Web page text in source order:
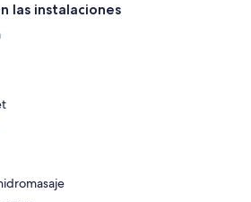
las instalaciones